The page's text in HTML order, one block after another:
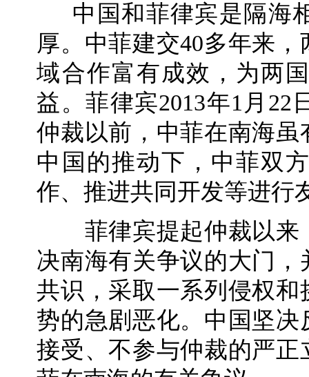
中国和菲律宾是隔海
厚。中菲建交40多年来
域合作富有成效，为两
益。菲律宾2013年1月
仲裁以前，中菲在南海
中国的推动下，中菲双
作、推进共同开发等进行
菲律宾提起仲裁以来
决南海有关争议的大门
共识，采取一系列侵权
势的急剧恶化。中国坚
接受、不参与仲裁的严